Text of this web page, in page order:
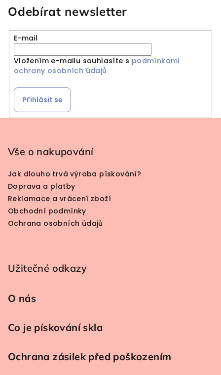
Odebírat newsletter
E-mail
Vložením e-mailu souhlasíte s podmínkami
ochrany osobních údajů
Přihlásit se
Vše o nakupování
Jak dlouho trvá výroba pískování?
Doprava a platby
Reklamace a vrácení zboží
Obchodní podmínky
Ochrana osobních údajů
Užitečné odkazy
O nás
Co je pískování skla
Ochrana zásilek před poškozením